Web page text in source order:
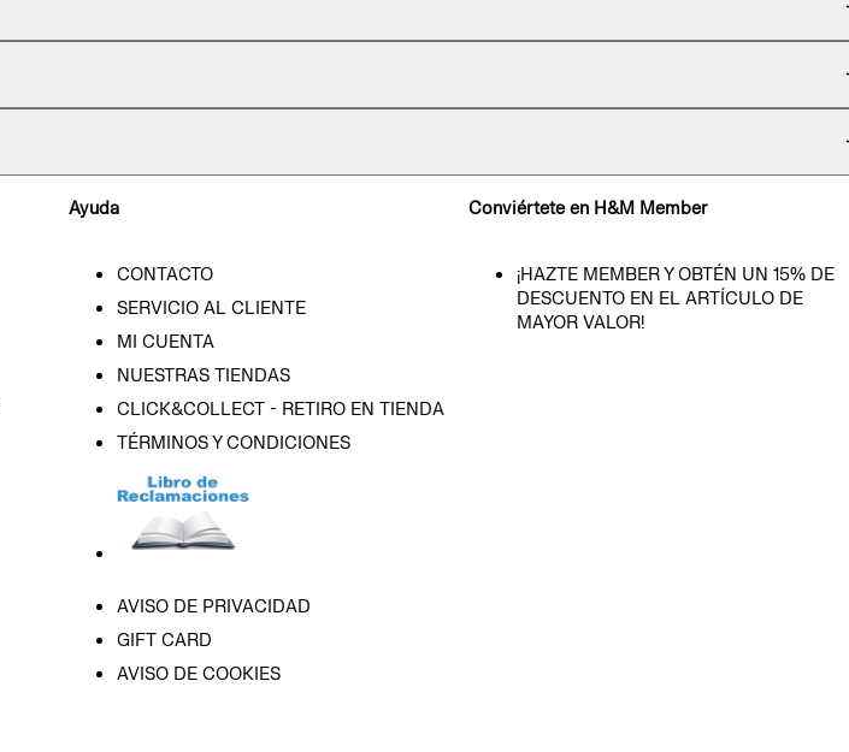
Ayuda
CONTACTO
SERVICIO AL CLIENTE
MI CUENTA
NUESTRAS TIENDAS
CLICK&COLLECT - RETIRO EN TIENDA
TÉRMINOS Y CONDICIONES
AVISO DE PRIVACIDAD
GIFT CARD
AVISO DE COOKIES
Conviértete en H&M Member
¡HAZTE MEMBER Y OBTÉN UN 15% DE
DESCUENTO EN EL ARTÍCULO DE
MAYOR VALOR!